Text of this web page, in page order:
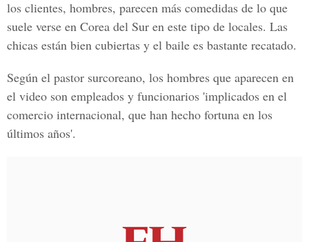
los clientes, hombres, parecen más comedidas de lo que
suele verse en Corea del Sur en este tipo de locales. Las
chicas están bien cubiertas y el baile es bastante recatado.
Según el pastor surcoreano, los hombres que aparecen en
el video son empleados y funcionarios 'implicados en el
comercio internacional, que han hecho fortuna en los
últimos años'.